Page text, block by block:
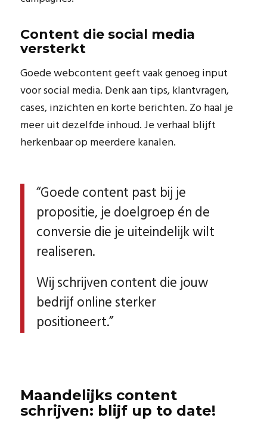
Content die social media
versterkt
Goede webcontent geeft vaak genoeg input
voor social media. Denk aan tips, klantvragen,
cases, inzichten en korte berichten. Zo haal je
meer uit dezelfde inhoud. Je verhaal blijft
herkenbaar op meerdere kanalen.
“Goede content past bij je
propositie, je doelgroep én de
conversie die je uiteindelijk wilt
realiseren.
Wij schrijven content die jouw
bedrijf online sterker
positioneert.”
Maandelijks content
schrijven: blijf up to date!